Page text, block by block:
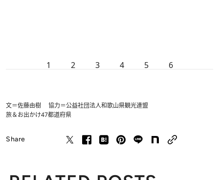
1 2 3 4 5 6
文＝佐藤由樹 協力＝公益社団法人和歌山県観光連盟
旅＆お出かけ47都道府県
Share